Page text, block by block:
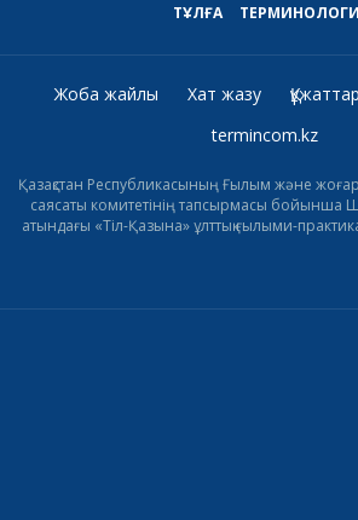
ТҰЛҒА
Жоба жайлы Хат жазу Құжаттар
termincom.kz
Қазақстан Республикасының Ғылым және
саясаты комитетінің тапсырмасы бойынша
атындағы «Тіл-Қазына» ұлттық ғылыми-